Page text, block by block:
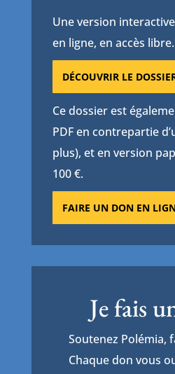
Une version
en ligne, en accès libre.
DÉCOUVRIR LE
Ce dossier est
PDF en contrepartie
plus), et en version
100 €.
FAIRE UN DON EN
Je fais
Soutenez Polémia,
Chaque don vous